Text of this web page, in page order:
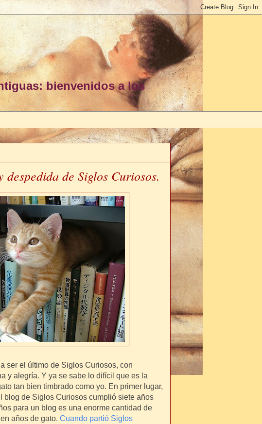
bienvenidos a los
de Siglos Curiosos.
ser el último de Siglos Curiosos, con
y alegría. Y ya se sabe lo difícil que es la
tan bien timbrado como yo. En primer lugar,
blog de Siglos Curiosos cumplió siete años
para un blog es una enorme cantidad de
años de gato. Cuando partió Siglos